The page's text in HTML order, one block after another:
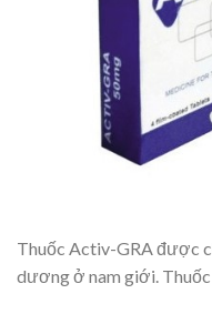
Thuốc Activ-GRA được
dương ở nam giới.